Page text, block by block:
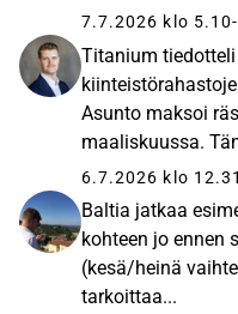
7.7.2026 klo 5.10
Titanium
Asunto maksoi
maaliskuussa.
6.7.2026 klo 12.31
Baltia jatkaa
kohteen jo ennen
(kesä/heinä
tarkoittaa...